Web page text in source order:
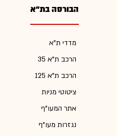
הבורסה בת"א
מדדי ת"א
הרכב ת"א 35
הרכב ת"א 125
ציטוטי מניות
אתר המעו"ף
נגזרות מעו"ף